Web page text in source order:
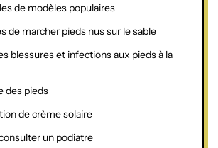
de modèles populaires
de marcher pieds nus sur le sable
blessures et infections aux pieds à la
des pieds
de crème solaire
un podiatre